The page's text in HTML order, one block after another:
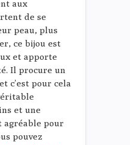
aux
de se
peau, plus
ce bijou est
et apporte
Il procure un
c’est pour cela
et une
agréable pour
pouvez